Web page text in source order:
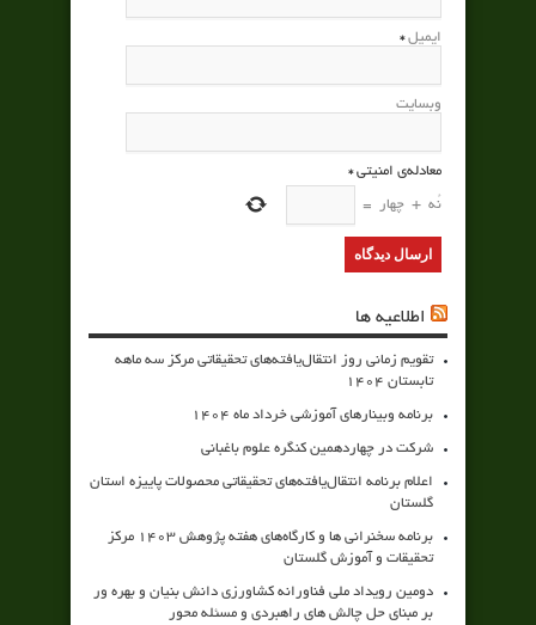
ایمیل *
وبسایت
معادله‌ی امنیتی*
نُه + چهار =
اطلاعیه ها
تقویم زمانی روز انتقال‌یافته‌های تحقیقاتی مرکز سه ماهه
تابستان 1404
برنامه وبینارهای آموزشی خرداد ماه 1404
شرکت در چهاردهمین کنگره علوم باغبانی
اعلام برنامه انتقال‌یافته‌های تحقیقاتی محصولات پاییزه استان
گلستان
برنامه سخنرانی ها و کارگاه‌های هفته پژوهش 1403 مرکز
تحقیقات و آموزش گلستان
دومین رویداد ملی فناورانه کشاورزی دانش بنیان و بهره ور
بر مبنای حل چالش های راهبردی و مسئله محور